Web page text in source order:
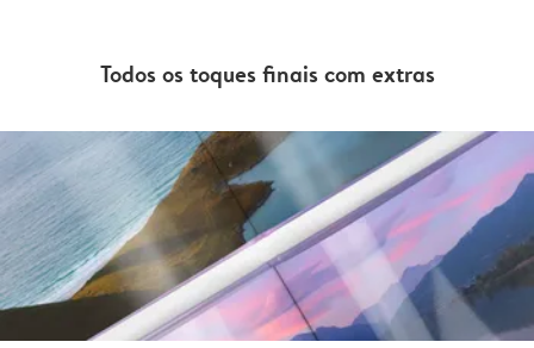
Todos os toques finais com extras